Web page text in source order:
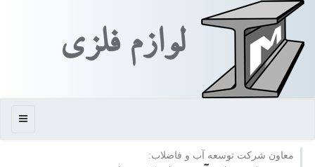
لوازم فلزی
منو
معاون شركت توسعه آب و فاضلاب: